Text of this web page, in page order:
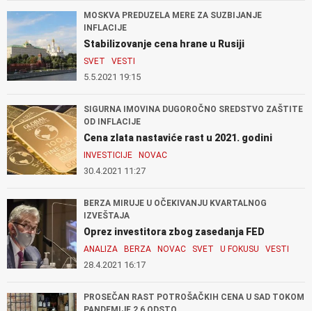
MOSKVA PREDUZELA MERE ZA SUZBIJANJE
INFLACIJE
Stabilizovanje cena hrane u Rusiji
SVET VESTI
5.5.2021 19:15
SIGURNA IMOVINA DUGOROČNO SREDSTVO ZAŠTITE
OD INFLACIJE
Cena zlata nastaviće rast u 2021. godini
INVESTICIJE NOVAC
30.4.2021 11:27
BERZA MIRUJE U OČEKIVANJU KVARTALNOG
IZVEŠTAJA
Oprez investitora zbog zasedanja FED
ANALIZA BERZA NOVAC SVET U FOKUSU VESTI
28.4.2021 16:17
PROSEČAN RAST POTROŠAČKIH CENA U SAD TOKOM